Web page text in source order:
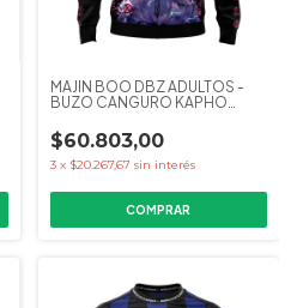
MAJIN BOO DBZ ADULTOS -
BUZO CANGURO KAPHO
$60.803,00
3 x $20.267,67 sin interés
COMPRAR